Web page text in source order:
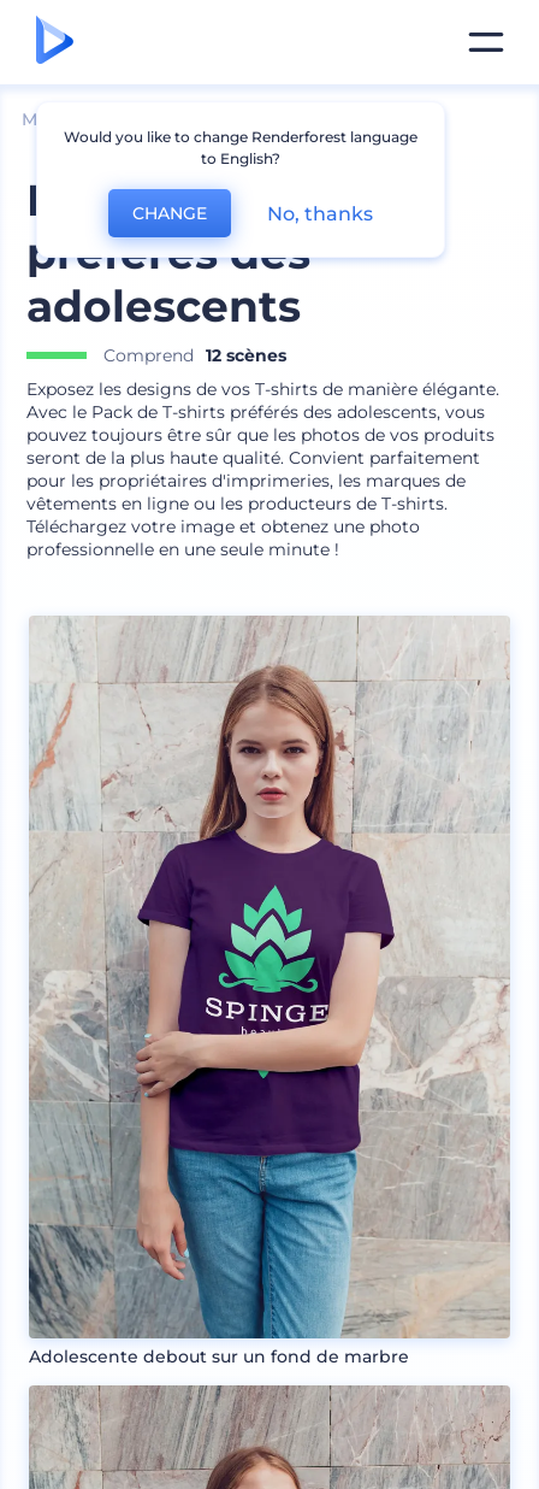
Mockups
Pack de T-shirts
préférés des
adolescents
Comprend
12 scènes
Exposez les designs de vos T-shirts de manière élégante.
Avec le Pack de T-shirts préférés des adolescents, vous
pouvez toujours être sûr que les photos de vos produits
seront de la plus haute qualité. Convient parfaitement
pour les propriétaires d'imprimeries, les marques de
vêtements en ligne ou les producteurs de T-shirts.
Téléchargez votre image et obtenez une photo
professionnelle en une seule minute !
Adolescente debout sur un fond de marbre
Would you like to change Renderforest language
to English?
CHANGE No, thanks